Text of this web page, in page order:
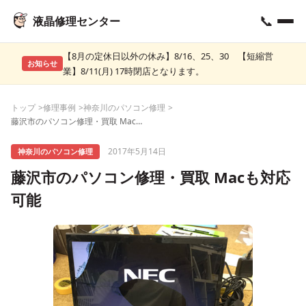
液晶修理センター 📞
お知らせ
【8月の定休日以外の休み】8/16、25、30 【短縮営
業】8/11(月) 17時閉店となります。
トップ 修理事例
神奈川のパソコン修理
藤沢市のパソコン修理・買取 Macも対応可能
神奈川のパソコン修理 2017年5月14日
藤沢市のパソコン修理・買取 Macも対応
可能